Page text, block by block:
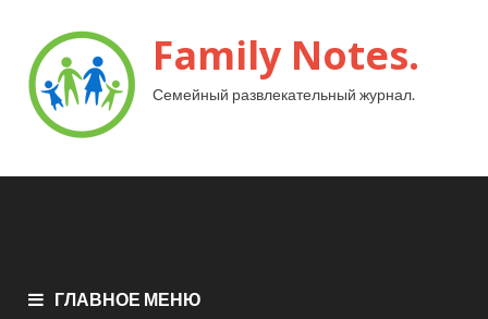
Family Notes.
Семейный развлекательный журнал.
ГЛАВНОЕ МЕНЮ